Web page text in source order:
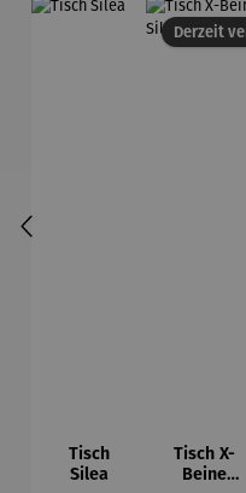
Tisch
Silea
Derzeit
Tisch X-
Beine